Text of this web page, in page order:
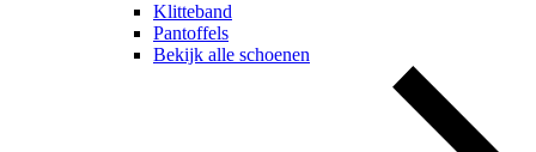
Klitteband
Pantoffels
Bekijk alle schoenen